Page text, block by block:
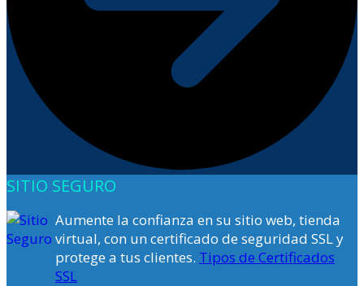
SITIO SEGURO
Aumente la confianza en su sitio web, tienda
virtual, con un certificado de seguridad SSL y
protege a tus clientes. Tipos de Certificados
SSL